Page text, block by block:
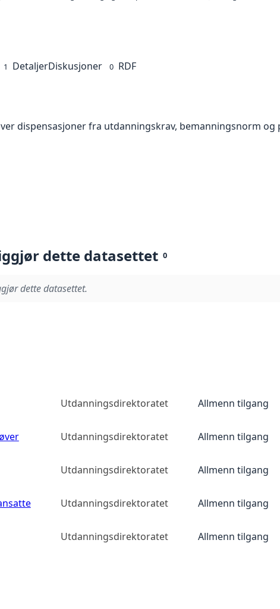
1 DetaljerDiskusjoner 0 RDF
dispensasjoner fra utdanningskrav, bemanningsnorm og
dette datasettet 0
dette datasettet.
Utdanningsdirektoratet Allmenn tilgang
Utdanningsdirektoratet Allmenn tilgang
Utdanningsdirektoratet Allmenn tilgang
Utdanningsdirektoratet Allmenn tilgang
Utdanningsdirektoratet Allmenn tilgang